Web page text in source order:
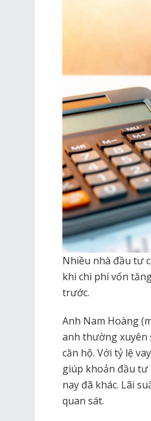
Nhiều nhà đầu tư
khi chi phí vốn
trước.
Anh Nam Hoàng
anh thường xuyên
căn hộ. Với tỷ lệ
giúp khoản đầu tư
nay đã khác. Lãi
quan sát.